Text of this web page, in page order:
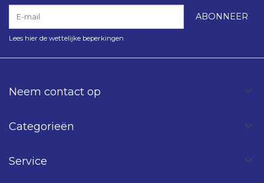
ABONNEER
Lees hier de wettelijke beperkingen
Neem contact op
Categorieën
Service